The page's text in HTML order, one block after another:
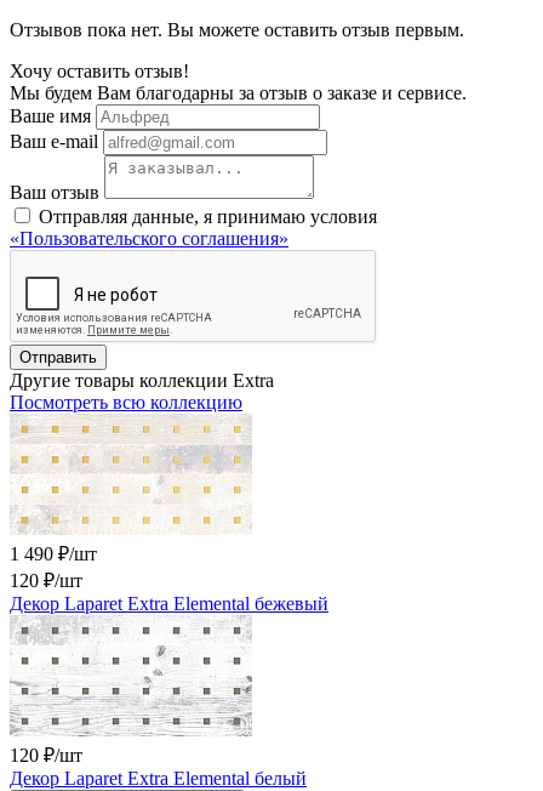
Отзывов пока нет. Вы можете оставить отзыв первым.
Хочу оставить отзыв!
Мы будем Вам благодарны за отзыв о заказе и сервисе.
Ваше имя
Ваш e-mail
Ваш отзыв
Отправляя данные, я принимаю условия
«Пользовательского соглашения»
Отправить
Другие товары коллекции Extra
Посмотреть всю коллекцию
1 490 ₽/шт
120 ₽/шт
Декор Laparet Extra Elemental бежевый
120 ₽/шт
Декор Laparet Extra Elemental белый